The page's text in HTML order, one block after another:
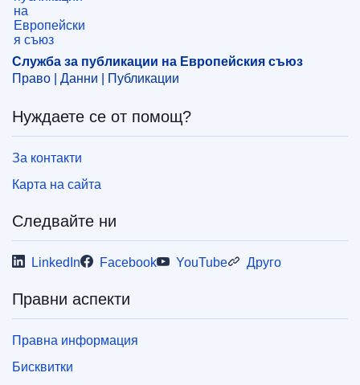
ELI :
OJ : C_202301458
IMMC : P8_CR(2015)11-11
pdfa2a
Служба за публикации на Европейския съюз
Право | Данни | Публикации
Нуждаете се от помощ?
За контакти
Карта на сайта
Следвайте ни
LinkedIn Facebook YouTube Друго
Правни аспекти
Правна информация
Бисквитки